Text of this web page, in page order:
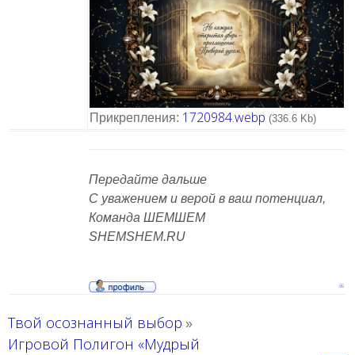
Прикрепления: 1720984.webp (336.6 Kb)
Передайте дальше
С уважением и верой в ваш потенциал,
Команда ШЕМШЕМ
SHEMSHEM.RU
Твой осознанный выбор »
Игровой Полигон «Мудрый